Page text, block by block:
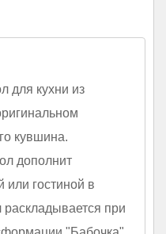
для кухни из
кувшина.
дополнит
или гостиной в
раскладывается при